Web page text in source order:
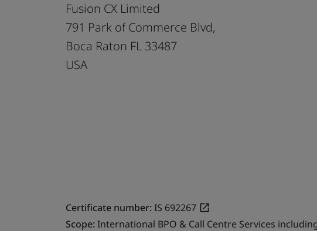
Fusion CX Limited
791 Park of Commerce Blvd,
Boca Raton FL 33487
USA
Certificate number:IS 692267
Scope:International BPO & Call Centre Services